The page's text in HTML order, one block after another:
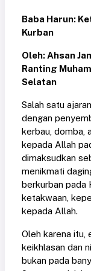
Baba Harun:
Kurban
Oleh: Ahsan
Ranting
Selatan
Salah satu
dengan
kerbau, domba,
kepada Allah
dimaksudkan
menikmati
berkurban pada
ketakwaan,
kepada Allah.
Oleh karena itu,
keikhlasan dan
bukan pada